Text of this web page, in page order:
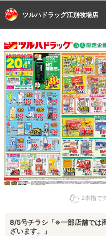
ツルハドラッグ江別牧場店
2本指で
8/5号チラシ「※一部店舗では
ざいます。」